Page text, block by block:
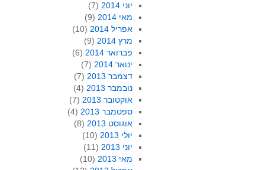
יוני 2014
(7)
מאי 2014
(9)
אפריל 2014
(10)
מרץ 2014
(9)
פברואר 2014
(6)
ינואר 2014
(7)
דצמבר 2013
(7)
נובמבר 2013
(4)
אוקטובר 2013
(7)
ספטמבר 2013
(4)
אוגוסט 2013
(8)
יולי 2013
(10)
יוני 2013
(11)
מאי 2013
(10)